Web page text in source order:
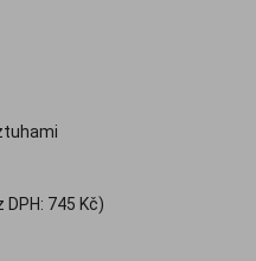
DPH: 745 Kč)